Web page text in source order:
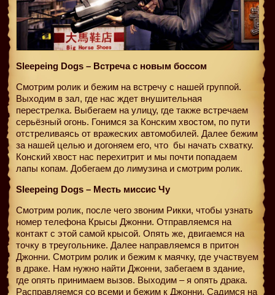
Sleepeing Dogs – Встреча с новым боссом
Смотрим ролик и бежим на встречу с нашей группой.
Выходим в зал, где нас ждет внушительная
перестрелка. Выбегаем на улицу, где также встречаем
серьёзный огонь. Гонимся за Конским хвостом, по пути
отстреливаясь от вражеских автомобилей. Далее бежим
за нашей целью и догоняем его, что бы начать схватку.
Конский хвост нас перехитрит и мы почти попадаем
лапы копам. Добегаем до лимузина и смотрим ролик.
Sleepeing Dogs – Месть миссис Чу
Смотрим ролик, после чего звоним Рикки, чтобы узнать
номер телефона Крысы Джонни. Отправляемся на
контакт с этой самой крысой. Опять же, двигаемся на
точку в треугольнике. Далее направляемся в притон
Джонни. Смотрим ролик и бежим к маячку, где участвуем
в драке. Нам нужно найти Джонни, забегаем в здание,
где опять принимаем вызов. Выходим – я опять драка.
Расправляемся со всеми и бежим к Джонни. Садимся на